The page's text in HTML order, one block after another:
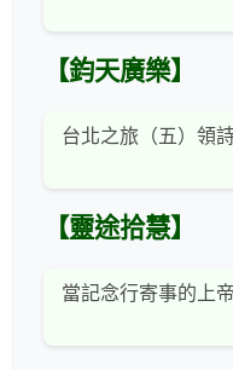
【鈞天廣樂】
台北之旅（五）領
【靈途拾慧】
當記念行寄事的上帝